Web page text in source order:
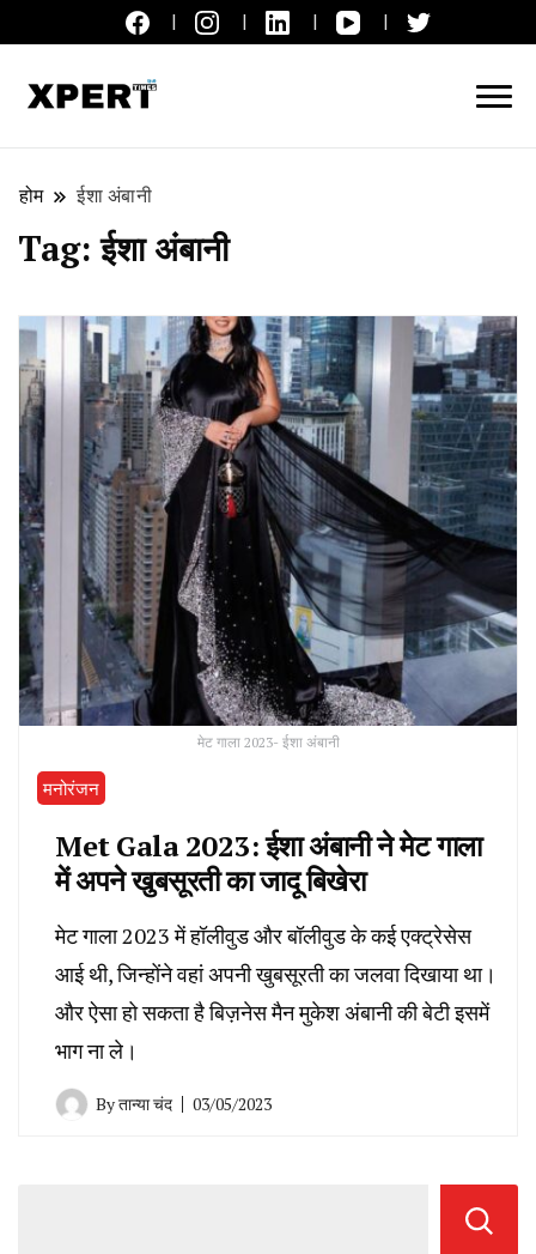
होम ईशा अंबानी
Tag:ईशा अंबानी
मेट गाला 2023- ईशा अंबानी
मनोरंजन
Met Gala 2023: ईशा अंबानी ने मेट गाला
में अपने खुबसूरती का जादू बिखेरा
मेट गाला 2023 में हॉलीवुड और बॉलीवुड के कई एक्ट्रेसेस
आई थी, जिन्होंने वहां अपनी खुबसूरती का जलवा दिखाया था।
और ऐसा हो सकता है बिज़नेस मैन‌ मुकेश अंबानी की बेटी इसमें
भाग ना ले।
Byतान्या चंद 03/05/2023